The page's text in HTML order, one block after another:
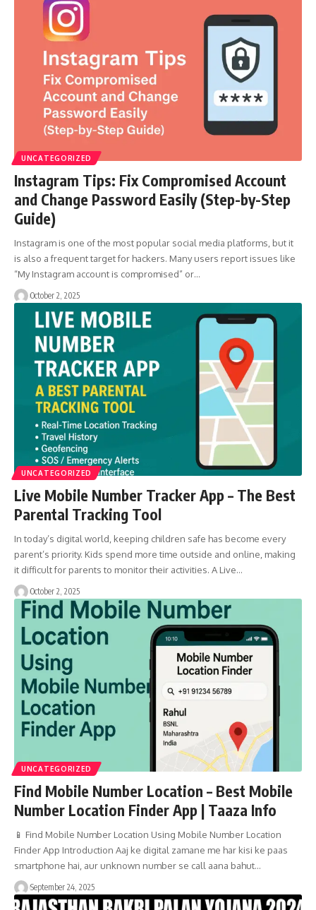
UNCATEGORIZED
Instagram Tips: Fix Compromised Account
and Change Password Easily (Step-by-Step
Guide)
Instagram is one of the most popular social media platforms, but it
is also a frequent target for hackers. Many users report issues like
“My Instagram account is compromised” or…
October 2, 2025
UNCATEGORIZED
Live Mobile Number Tracker App – The Best
Parental Tracking Tool
In today’s digital world, keeping children safe has become every
parent’s priority. Kids spend more time outside and online, making
it difficult for parents to monitor their activities. A Live…
October 2, 2025
UNCATEGORIZED
Find Mobile Number Location – Best Mobile
Number Location Finder App | Taaza Info
📱 Find Mobile Number Location Using Mobile Number Location
Finder App Introduction Aaj ke digital zamane me har kisi ke paas
smartphone hai, aur unknown number se call aana bahut…
September 24, 2025